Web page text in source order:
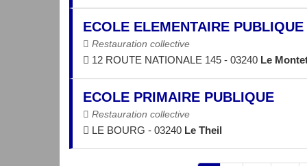
ECOLE ELEMENTAIRE PUBLIQUE
Restauration collective
12 ROUTE NATIONALE 145 - 03240 Le
ECOLE PRIMAIRE PUBLIQUE
Restauration collective
LE BOURG - 03240 Le Theil